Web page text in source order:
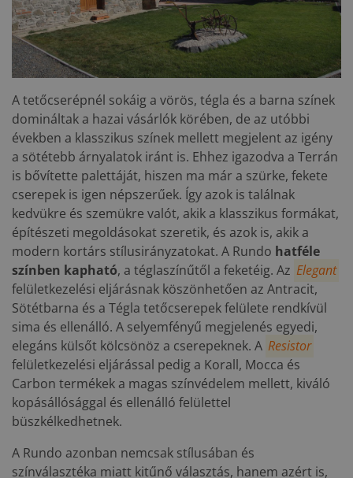
A tetőcserépnél sokáig a vörös, tégla és a barna színek
domináltak a hazai vásárlók körében, de az utóbbi
években a klasszikus színek mellett megjelent az igény
a sötétebb árnyalatok iránt is. Ehhez igazodva a Terrán
is bővítette palettáját, hiszen ma már a szürke, fekete
cserepek is igen népszerűek. Így azok is találnak
kedvükre és szemükre valót, akik a klasszikus formákat,
építészeti megoldásokat szeretik, és azok is, akik a
modern kortárs stílusirányzatokat. A Rundo hatféle
színben kapható, a téglaszínűtől a feketéig. Az Elegant
felületkezelési eljárásnak köszönhetően az Antracit,
Sötétbarna és a Tégla tetőcserepek felülete rendkívül
sima és ellenálló. A selyemfényű megjelenés egyedi,
elegáns külsőt kölcsönöz a cserepeknek. A Resistor
felületkezelési eljárással pedig a Korall, Mocca és
Carbon termékek a magas színvédelem mellett, kiváló
kopásállósággal és ellenálló felülettel
büszkélkedhetnek.
A Rundo azonban nemcsak stílusában és
színválasztéka miatt kitűnő választás, hanem azért is,